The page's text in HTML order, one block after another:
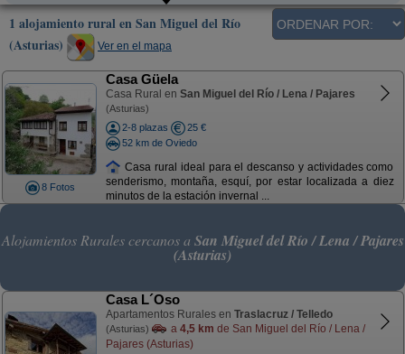
1 alojamiento rural en San Miguel del Río
(Asturias)
Ver en el mapa
8 Fotos
Casa Güela
Casa Rural en San Miguel del Río / Lena / Pajares
(Asturias)
2-8 plazas
25 €
52 km de Oviedo
Casa rural ideal para el descanso y actividades como
senderismo, montaña, esquí, por estar localizada a diez
minutos de la estación invernal ...
Alojamientos Rurales cercanos a San Miguel del Río / Lena / Pajares
(Asturias)
Casa L´Oso
Apartamentos Rurales en Traslacruz / Telledo
(Asturias) a 4,5 km de San Miguel del Río / Lena /
Pajares (Asturias)